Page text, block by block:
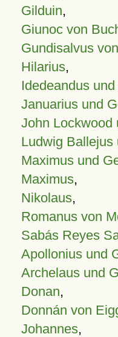
Gilduin,
Giunoc von
Gundisalvus
Hilarius,
Idedeandus
Januarius und
John Lockwood
Ludwig Ballejus
Maximus und
Maximus,
Nikolaus,
Romanus von
Sabás Reyes
Apollonius und
Archelaus und
Donan,
Donnán von
Johannes,